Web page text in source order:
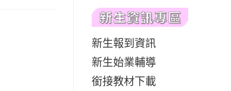
新生報到資訊
新生始業輔導
銜接教材下載